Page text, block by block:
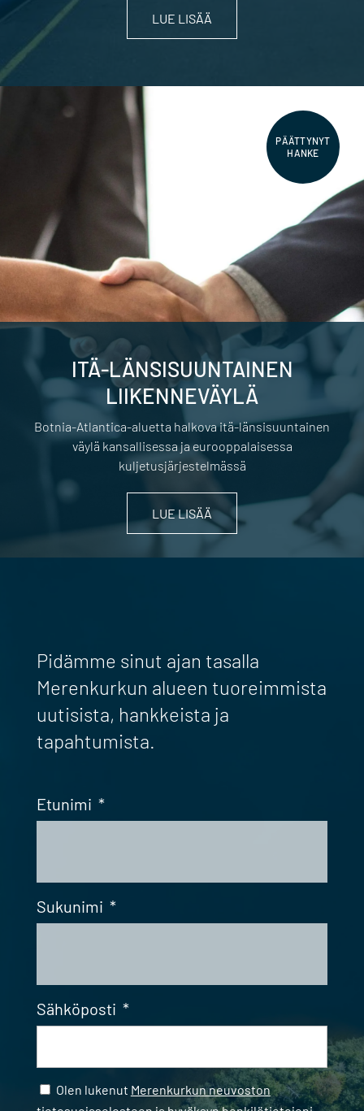
LUE LISÄÄ
PÄÄTTYNYT
HANKE
ITÄ-LÄNSISUUNTAINEN
LIIKENNEVÄYLÄ
Botnia-Atlantica-aluetta halkova itä-länsisuuntainen
väylä kansallisessa ja eurooppalaisessa
kuljetusjärjestelmässä
LUE LISÄÄ
Pidämme sinut ajan tasalla
Merenkurkun alueen tuoreimmista
uutisista, hankkeista ja
tapahtumista.
Etunimi *
Sukunimi *
Sähköposti *
Samtycke *
Olen lukenut Merenkurkun neuvoston